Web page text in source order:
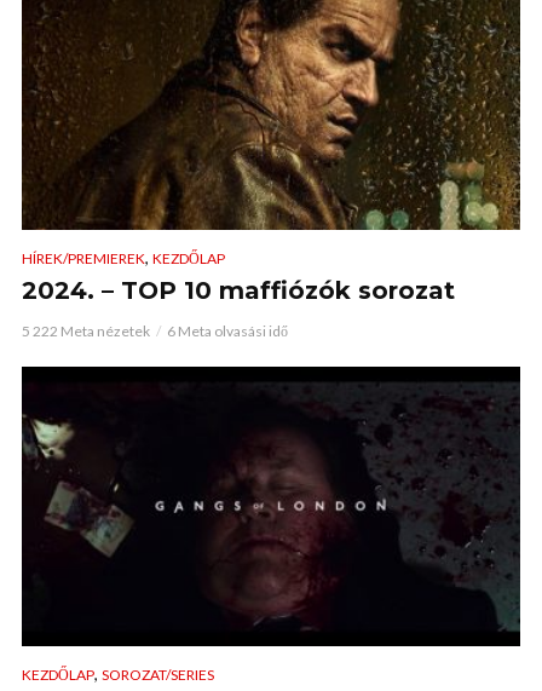
HÍREK/PREMIEREK, KEZDŐLAP
2024. – TOP 10 maffiózók sorozat
5 222 Meta nézetek 6 Meta olvasási idő
KEZDŐLAP, SOROZAT/SERIES